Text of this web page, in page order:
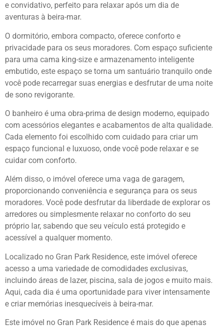
e convidativo, perfeito para relaxar após um dia de
aventuras à beira-mar.
O dormitório, embora compacto, oferece conforto e
privacidade para os seus moradores. Com espaço suficiente
para uma cama king-size e armazenamento inteligente
embutido, este espaço se torna um santuário tranquilo onde
você pode recarregar suas energias e desfrutar de uma noite
de sono revigorante.
O banheiro é uma obra-prima de design moderno, equipado
com acessórios elegantes e acabamentos de alta qualidade.
Cada elemento foi escolhido com cuidado para criar um
espaço funcional e luxuoso, onde você pode relaxar e se
cuidar com conforto.
Além disso, o imóvel oferece uma vaga de garagem,
proporcionando conveniência e segurança para os seus
moradores. Você pode desfrutar da liberdade de explorar os
arredores ou simplesmente relaxar no conforto do seu
próprio lar, sabendo que seu veículo está protegido e
acessível a qualquer momento.
Localizado no Gran Park Residence, este imóvel oferece
acesso a uma variedade de comodidades exclusivas,
incluindo áreas de lazer, piscina, sala de jogos e muito mais.
Aqui, cada dia é uma oportunidade para viver intensamente
e criar memórias inesquecíveis à beira-mar.
Este imóvel no Gran Park Residence é mais do que apenas